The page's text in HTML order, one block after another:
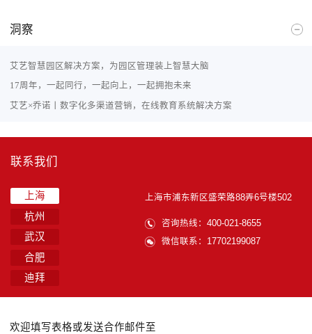
洞察
艾艺智慧园区解决方案，为园区管理装上智慧大脑
17周年，一起同行，一起向上，一起拥抱未来
艾艺×乔诺丨数字化多渠道营销，在线教育系统解决方案
联系我们
上海
杭州
武汉
合肥
迪拜
上海市浦东新区盛荣路88弄6号楼502
咨询热线：400-021-8655
微信联系：17702199087
欢迎填写表格或发送合作邮件至